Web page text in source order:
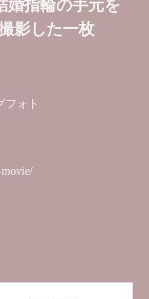
婚指輪の手元を
影した一枚
フォト